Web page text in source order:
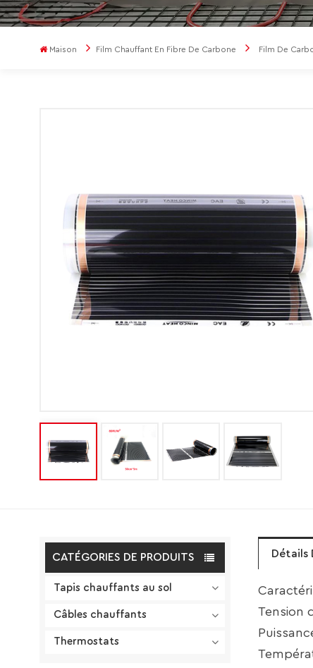
Maison Film Chauffant En Fibre De Carbone Film De
CATÉGORIES DE PRODUITS
Tapis chauffants au sol
Câbles chauffants
Thermostats
Détails
Tension